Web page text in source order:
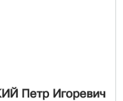
Петр Игоревич